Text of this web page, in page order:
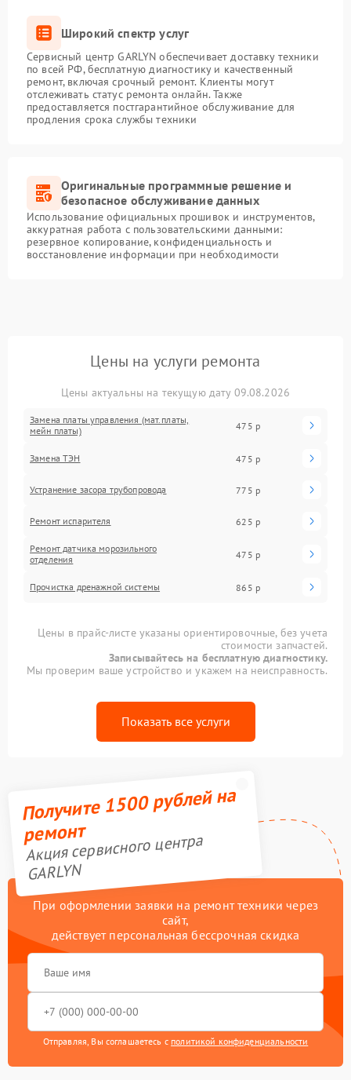
Широкий спектр услуг
Сервисный центр GARLYN обеспечивает доставку техники
по всей РФ, бесплатную диагностику и качественный
ремонт, включая срочный ремонт. Клиенты могут
отслеживать статус ремонта онлайн. Также
предоставляется постгарантийное обслуживание для
продления срока службы техники
Оригинальные программные решение и
безопасное обслуживание данных
Использование официальных прошивок и инструментов,
аккуратная работа с пользовательскими данными:
резервное копирование, конфиденциальность и
восстановление информации при необходимости
Цены на услуги ремонта
Цены актуальны на текущую дату 09.08.2026
Замена платы управления (мат.платы,
мейн платы)
475 р
Замена ТЭН 475 р
Устранение засора трубопровода 775 р
Ремонт испарителя 625 р
Ремонт датчика морозильного
отделения
475 р
Прочистка дренажной системы 865 р
Цены в прайс-листе указаны ориентировочные, без учета
стоимости запчастей.
Записывайтесь на бесплатную диагностику.
Мы проверим ваше устройство и укажем на неисправность.
Показать все услуги
Получите 1500 рублей на
ремонт
Акция сервисного центра
GARLYN
При оформлении заявки на ремонт техники через
сайт,
действует персональная бессрочная скидка
Отправляя, Вы соглашаетесь с политикой конфиденциальности